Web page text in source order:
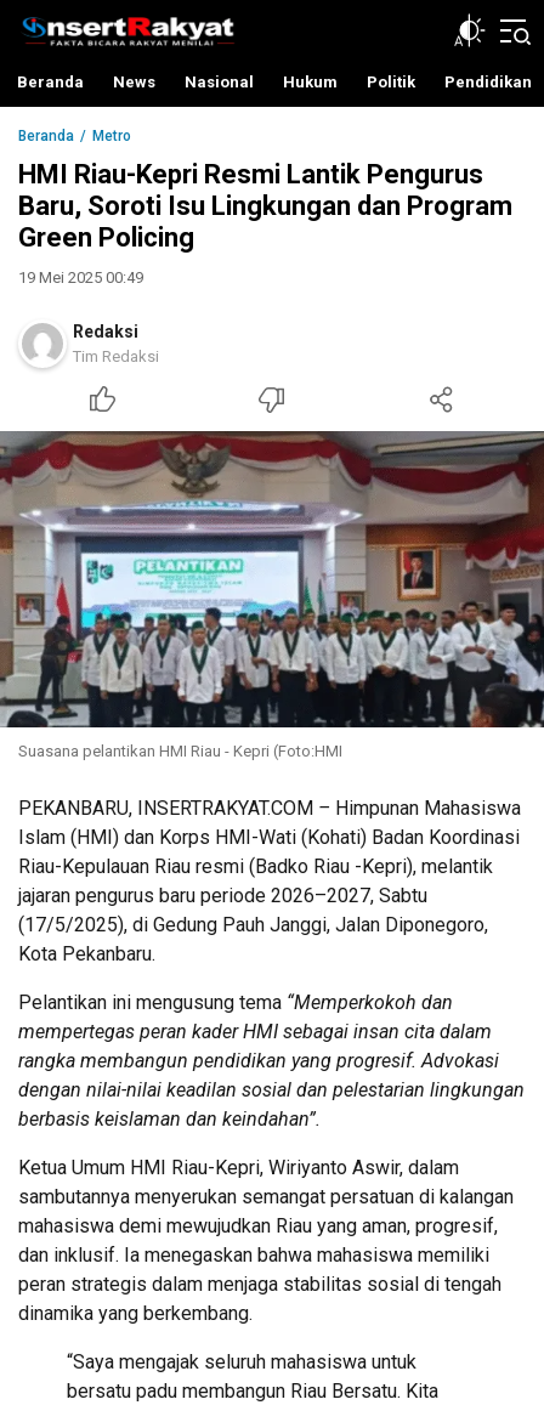
InsertRakyat.com
Fakta Bicara Rakyat Menilai
Beranda News Nasional Hukum Politik Pendidikan
Beranda Metro
HMI Riau-Kepri Resmi Lantik Pengurus
Baru, Soroti Isu Lingkungan dan Program
Green Policing
19 Mei 2025 00:49
Redaksi
Tim Redaksi
Suasana pelantikan HMI Riau - Kepri (Foto:HMI
PEKANBARU, INSERTRAKYAT.COM – Himpunan Mahasiswa
Islam (HMI) dan Korps HMI-Wati (Kohati) Badan Koordinasi
Riau-Kepulauan Riau resmi (Badko Riau -Kepri), melantik
jajaran pengurus baru periode 2026–2027, Sabtu
(17/5/2025), di Gedung Pauh Janggi, Jalan Diponegoro,
Kota Pekanbaru.
Pelantikan ini mengusung tema “Memperkokoh dan
mempertegas peran kader HMI sebagai insan cita dalam
rangka membangun pendidikan yang progresif. Advokasi
dengan nilai-nilai keadilan sosial dan pelestarian lingkungan
berbasis keislaman dan keindahan”.
Ketua Umum HMI Riau-Kepri, Wiriyanto Aswir, dalam
sambutannya menyerukan semangat persatuan di kalangan
mahasiswa demi mewujudkan Riau yang aman, progresif,
dan inklusif. Ia menegaskan bahwa mahasiswa memiliki
peran strategis dalam menjaga stabilitas sosial di tengah
dinamika yang berkembang.
“Saya mengajak seluruh mahasiswa untuk
bersatu padu membangun Riau Bersatu. Kita